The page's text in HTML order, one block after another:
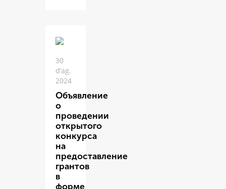
30
d’ag.
2024
Объявление
о
проведении
открытого
конкурса
на
предоставление
грантов
в
форме